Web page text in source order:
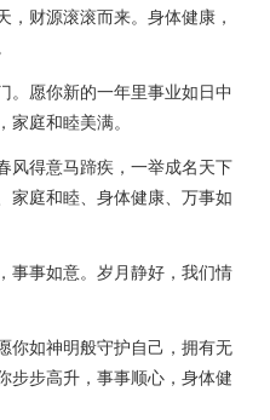
，财源滚滚而来。身体健康，
。愿你新的一年里事业如日中
家庭和睦美满。
风得意马蹄疾，一举成名天下
家庭和睦、身体健康、万事如
事事如意。岁月静好，我们情
你如神明般守护自己，拥有无
步步高升，事事顺心，身体健